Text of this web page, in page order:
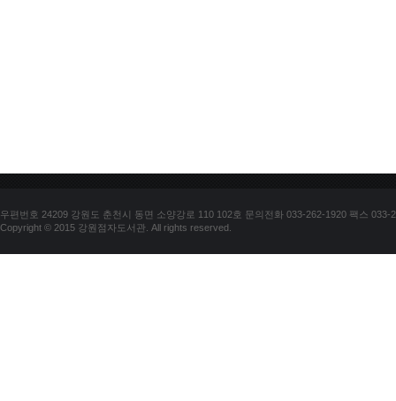
우편번호 24209 강원도 춘천시 동면 소양강로 110 102호 문의전화 033-262-1920 팩스 033-
Copyright © 2015 강원점자도서관. All rights reserved.